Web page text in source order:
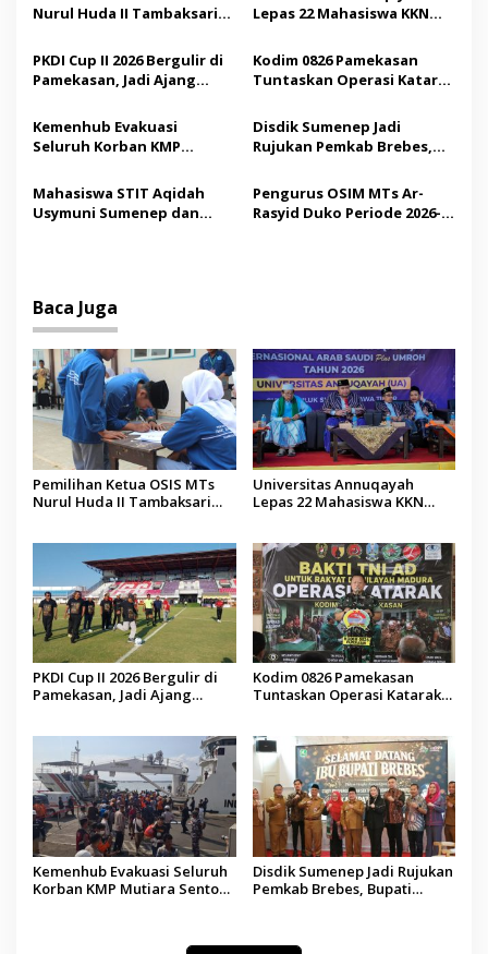
i
p
o
s
Nurul Huda II Tambaksari
Demokrasi bagi Siswa
Lepas 22 Mahasiswa KKN
Saudi
PKDI Cup II 2026 Bergulir di
Pamekasan, Jadi Ajang
Madura
Kodim 0826 Pamekasan
Tuntaskan Operasi Katarak
Tindakan Medis
Kemenhub Evakuasi
Seluruh Korban KMP
Operator Diaudit
Disdik Sumenep Jadi
Rujukan Pemkab Brebes,
Pendidikan Berbasis
Budaya
Mahasiswa STIT Aqidah
Usymuni Sumenep dan
Pengurus OSIM MTs Ar-
Rasyid Duko Periode 2026-
Baca Juga
Pemilihan Ketua OSIS MTs
Nurul Huda II Tambaksari
Universitas Annuqayah
Lepas 22 Mahasiswa KKN
PKDI Cup II 2026 Bergulir di
Pamekasan, Jadi Ajang
Kodim 0826 Pamekasan
Tuntaskan Operasi Katarak
Kemenhub Evakuasi Seluruh
Korban KMP Mutiara Sentosa
Disdik Sumenep Jadi Rujukan
Pemkab Brebes, Bupati